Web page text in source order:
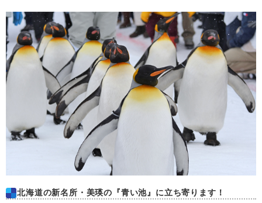
日 23
24
水 26
金 28
北海道の新名所・美瑛の『青い池』に立ち寄ります！